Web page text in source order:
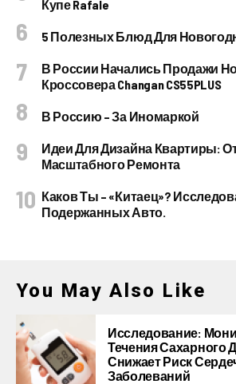
Купе Rafale
5 Полезных Блюд Для
В России Начались Продажи
Кроссовера Changan CS55PLUS
В Россию – За Иномаркой
Идеи Для Дизайна Квартиры:
Масштабного Ремонта
Каков Ты – «китаец»?
Подержанных Авто.
You May Also Like
Исследование:
Течения Сахарного
Снижает Риск
Заболеваний